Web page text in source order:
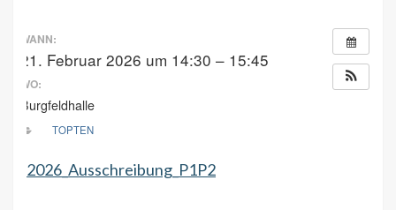
WANN:
21. Februar 2026 um 14:30 – 15:45
WO:
Burgfeldhalle
TOPTEN
2026_Ausschreibung_P1P2